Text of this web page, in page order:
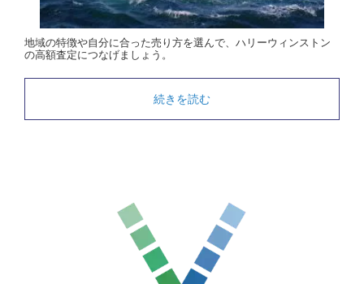
地域の特徴や自分に合った売り方を選んで、ハリーウィンストン
の高額査定につなげましょう。
続きを読む